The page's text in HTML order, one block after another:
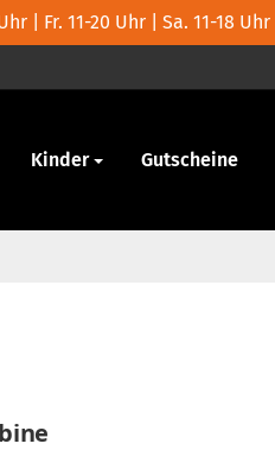
| Fr. 11-20 Uhr | Sa. 11-18 Uhr
Kinder Gutscheine